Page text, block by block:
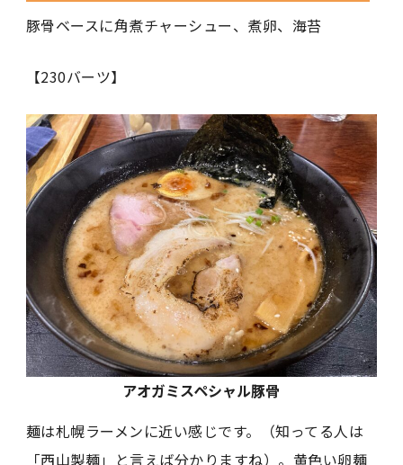
豚骨ベースに角煮チャーシュー、煮卵、海苔
【230バーツ】
アオガミスペシャル豚骨
麺は札幌ラーメンに近い感じです。（知ってる人は
「西山製麺」と言えば分かりますね）。黄色い卵麺